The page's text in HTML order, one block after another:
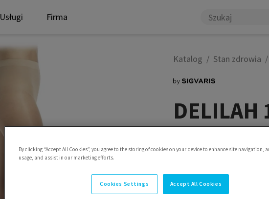
Usługi Firma
Katalog Stan zdrowia
Styl
Tights Plus
By clicking “Accept All Cookies”, you agree to the storing of cookies on your device to enhance site navigation,
usage, and assist in our marketing efforts.
Cookies Settings Accept All Cookies